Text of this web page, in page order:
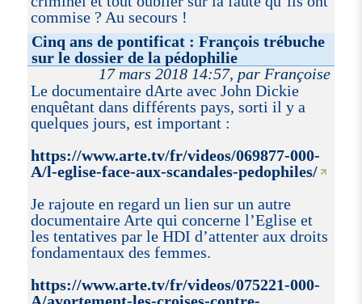
commise ? Au secours !
Cinq ans de pontificat : François trébuche
sur le dossier de la pédophilie
17 mars 2018 14:57, par Françoise
Le documentaire dArte avec John Dickie
enquêtant dans différents pays, sorti il y a
quelques jours, est important :
https://www.arte.tv/fr/videos/069877-000-
A/l-eglise-face-aux-scandales-pedophiles/
Je rajoute en regard un lien sur un autre
documentaire Arte qui concerne l’Eglise et
les tentatives par le HDI d’attenter aux droits
fondamentaux des femmes.
https://www.arte.tv/fr/videos/075221-000-